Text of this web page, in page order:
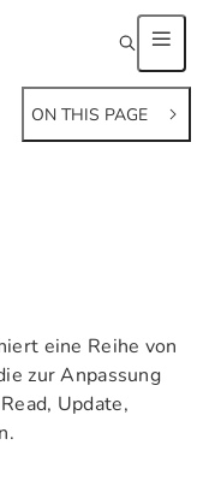
ON THIS PAGE
eine Reihe von
zur Anpassung
Update,